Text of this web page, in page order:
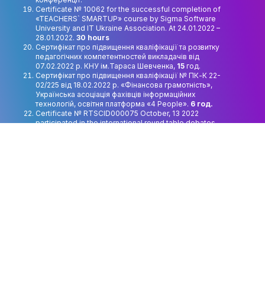
Certificate № 10062 for the successful completion of
«TEACHERS` SMARTUP» course by Sigma Software
University and IT Ukraine Association. At 24.01.2022 –
28.01.2022. 30 hours
Сертифікат про підвищення кваліфікації та розвитку
педагогічних компетентностей викладачів від
07.02.2022 р. КНУ ім.Тараса Шевченка, 15 год.
Сертифікат про підвищення кваліфікації № ПК-К 22-
02/225 від 18.02.2022 р. «Фінансова грамотність»,
Українська асоціація фахівців інформаційних
технологій, освітня платформа «4 People». 6 год.
Certificate № RTSCID000075 October, 13 2022
participated in the international round table debates